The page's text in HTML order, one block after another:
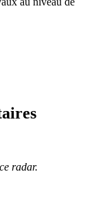
radar.